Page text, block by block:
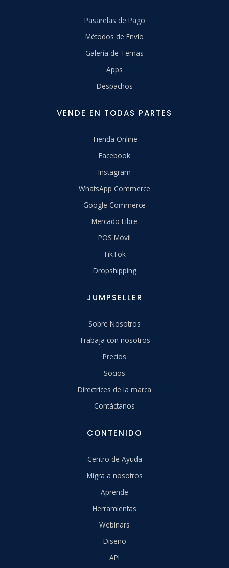
Pasarelas de Pago
Métodos de Envío
Galería de Temas
Apps
Despachos
VENDE EN TODAS PARTES
Tienda Online
Facebook
Instagram
WhatsApp Commerce
Google Commerce
Mercado Libre
POS Móvil
TikTok
Dropshipping
JUMPSELLER
Sobre Nosotros
Trabaja con nosotros
Precios
Socios
Directrices de la marca
Contáctanos
CONTENIDO
Centro de Ayuda
Migra a nosotros
Aprende
Herramientas
Webinars
Diseño
API